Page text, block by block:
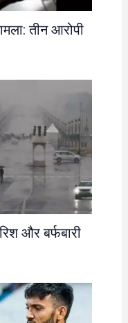
तीन आरोपी
और बर्फबारी